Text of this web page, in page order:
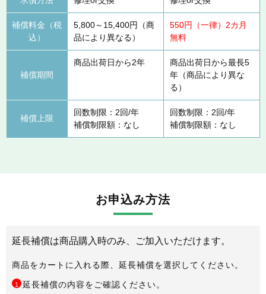
補償料金（税
込）
5,800～15,400円（商
品により異なる）
550円（一律）2カ月
無料
補償期間
商品出荷日から2年
商品出荷日から最長5
年（商品により異な
る）
補償上限
回数制限：2回/年
補償制限額：なし
回数制限：2回/年
補償制限額：なし
お申込み方法
延長補償は商品購入時のみ、ご加入いただけます。
商品をカートに入れる際、延長補償を選択してください。
1 延長補償の内容をご確認ください。